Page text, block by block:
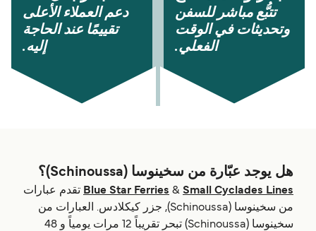
تتبُّع مباشر للسفن
وتحديثات في الوقت
الفعلي.
دعم العملاء الأعلى
تقييمًا عند الحاجة
إليه.
هل يوجد عبّارة من سخينوسا (Schinoussa)؟
Blue Star Ferries &Small Cyclades Lines
تقدم عبارات
من سخينوسا (Schinoussa), جزر كيكلادس. العبارات من
سخينوسا (Schinoussa) تبحر تقريباً 12 مرات يومياً و 48